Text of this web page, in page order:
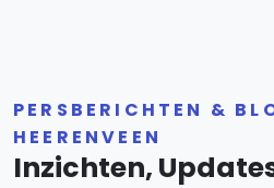
PERSBERICHTEN &
HEERENVEEN
Inzichten,